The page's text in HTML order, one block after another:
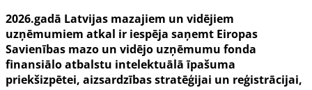
2026.gadā Latvijas mazajiem un vidējiem
uzņēmumiem atkal ir iespēja saņemt Eiropas
Savienības mazo un vidējo uzņēmumu fonda
finansiālo atbalstu intelektuālā īpašuma
priekšizpētei, aizsardzības stratēģijai un reģistrācijai,